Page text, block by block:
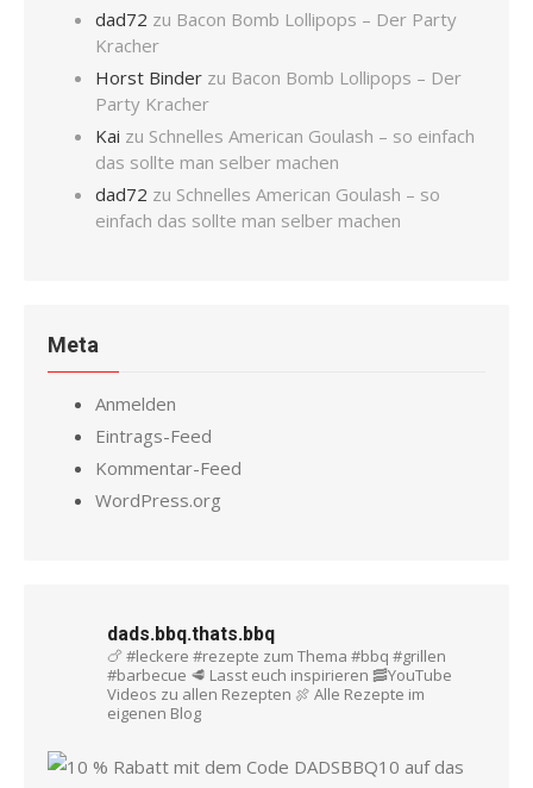
dad72 zu Bacon Bomb Lollipops – Der Party
Kracher
Horst Binder zu Bacon Bomb Lollipops – Der
Party Kracher
Kai zu Schnelles American Goulash – so einfach
das sollte man selber machen
dad72 zu Schnelles American Goulash – so
einfach das sollte man selber machen
Meta
Anmelden
Eintrags-Feed
Kommentar-Feed
WordPress.org
dads.bbq.thats.bbq
🍗 #leckere #rezepte zum Thema #bbq #grillen
#barbecue 🥩 Lasst euch inspirieren 🥓YouTube
Videos zu allen Rezepten 🍖 Alle Rezepte im
eigenen Blog